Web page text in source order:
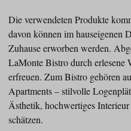
Die verwendeten Produkte
davon können im hauseigenen
Zuhause erworben werden.
LaMonte Bistro durch erlesene
erfreuen. Zum Bistro gehören
Apartments – stilvolle
Ästhetik, hochwertiges
schätzen.